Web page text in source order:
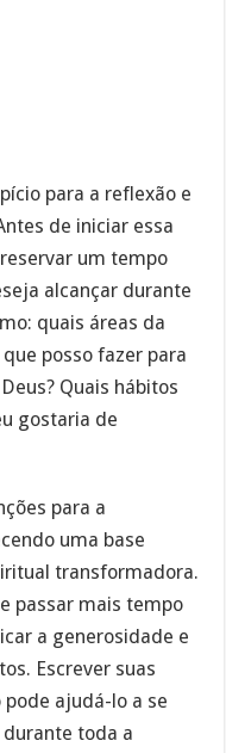
para a reflexão e
de iniciar essa
um tempo
alcançar durante
quais áreas da
posso fazer para
Quais hábitos
gostaria de
para a
uma base
transformadora.
passar mais tempo
a generosidade e
Escrever suas
ajudá-lo a se
toda a